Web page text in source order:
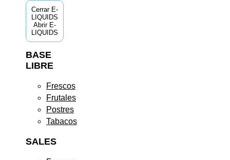
Cerrar E-
LIQUIDS
Abrir E-
LIQUIDS
BASE
LIBRE
Frescos
Frutales
Postres
Tabacos
SALES